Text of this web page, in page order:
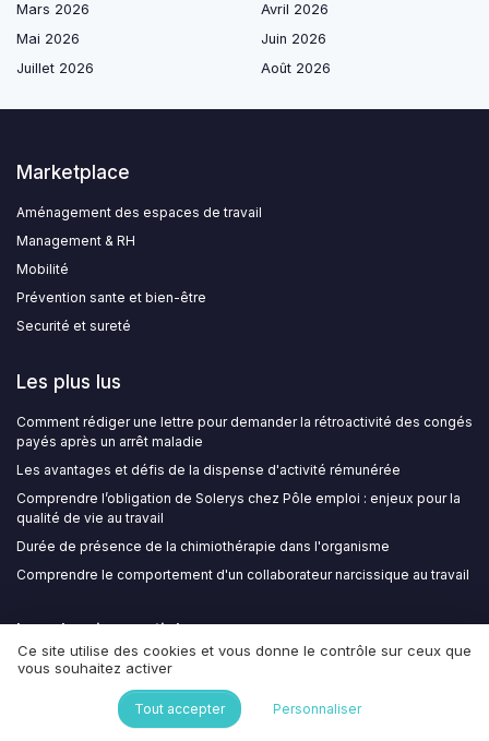
Mars 2026
Avril 2026
Mai 2026
Juin 2026
Juillet 2026
Août 2026
Marketplace
Aménagement des espaces de travail
Management & RH
Mobilité
Prévention sante et bien-être
Securité et sureté
Les plus lus
Comment rédiger une lettre pour demander la rétroactivité des congés
payés après un arrêt maladie
Les avantages et défis de la dispense d'activité rémunérée
Comprendre l’obligation de Solerys chez Pôle emploi : enjeux pour la
qualité de vie au travail
Durée de présence de la chimiothérapie dans l'organisme
Comprendre le comportement d'un collaborateur narcissique au travail
Les derniers articles
CSRD et reporting social : intégrer vos données QVT dans le rapport
Comment structurer une fiche d’entretien individuel en PDF pour
Ce site utilise des cookies et vous donne le contrôle sur ceux que
vous souhaitez activer
Tout accepter Personnaliser